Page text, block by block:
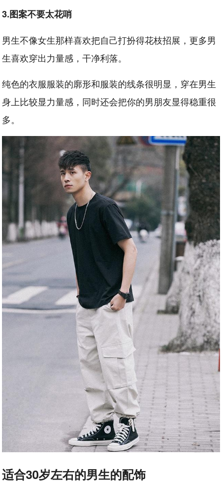
3.图案不要太花哨
男生不像女生那样喜欢把自己打扮得花枝招展，更多男
生喜欢穿出力量感，干净利落。
纯色的衣服服装的廓形和服装的线条很明显，穿在男生
身上比较显力量感，同时还会把你的男朋友显得稳重很
多。
适合30岁左右的男生的配饰